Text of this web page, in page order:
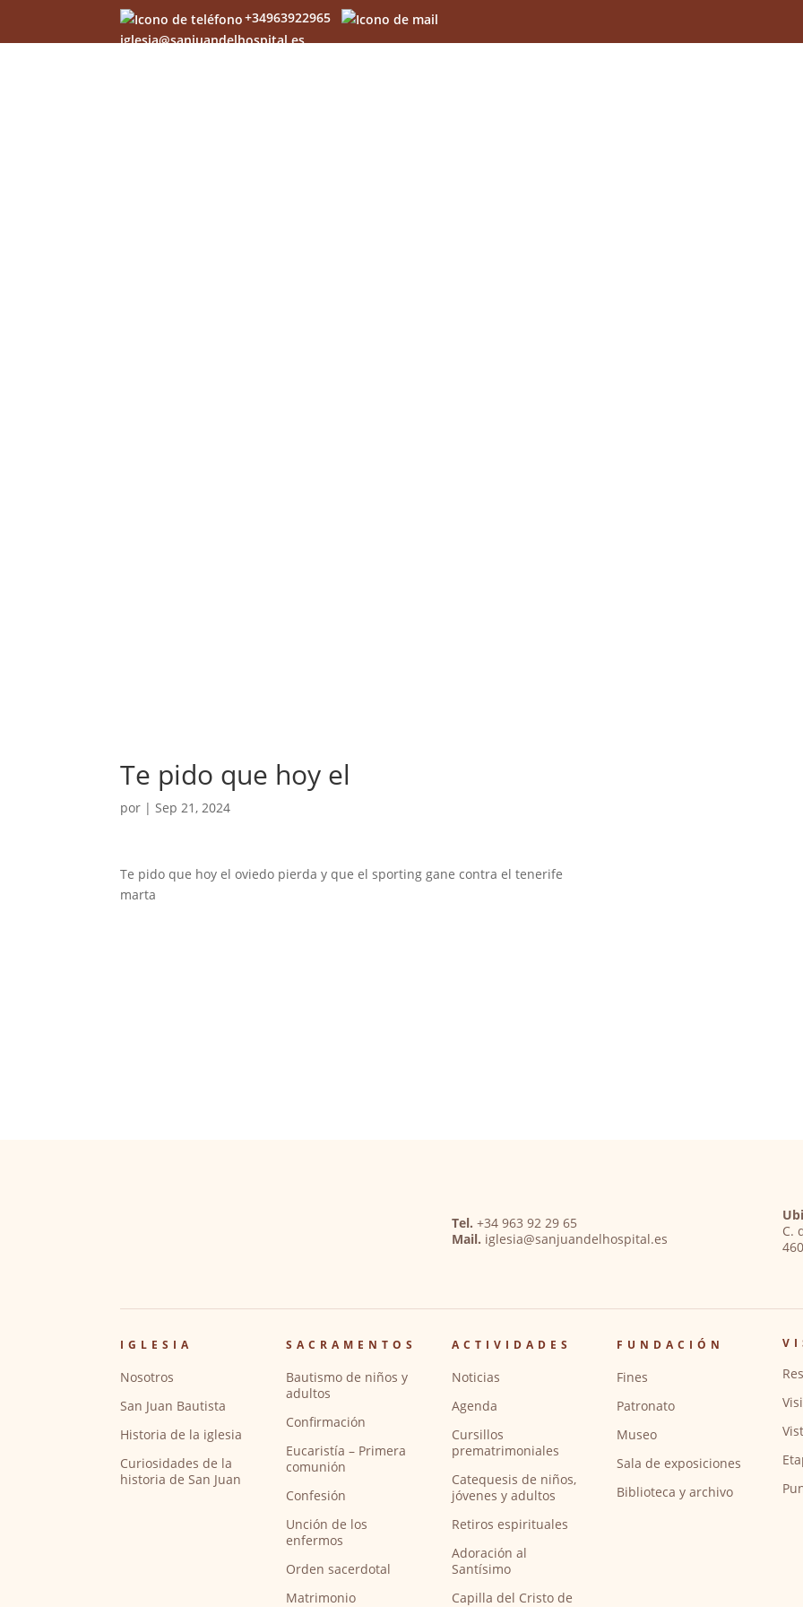
+34963922965
iglesia@sanjuandelhospital.es
Te pido que hoy el
por | Sep 21, 2024
Te pido que hoy el oviedo pierda y que el sporting gane contra el tenerife
marta
Tel. +34 963 92 29 65
Mail. iglesia@sanjuandelhospital.es
C.
IGLESIA
Nosotros
San Juan Bautista
Historia de la iglesia
Curiosidades de la
historia de San Juan
SACRAMENTOS
Bautismo de niños y
adultos
Confirmación
Eucaristía – Primera
comunión
Confesión
Unción de los
enfermos
Orden sacerdotal
Matrimonio
ACTIVIDADES
Noticias
Agenda
Cursillos
prematrimoniales
Catequesis de niños,
jóvenes y adultos
Retiros espirituales
Adoración al
Santísimo
Capilla del Cristo de
FUNDACIÓN
Fines
Patronato
Museo
Sala de exposiciones
Biblioteca y archivo